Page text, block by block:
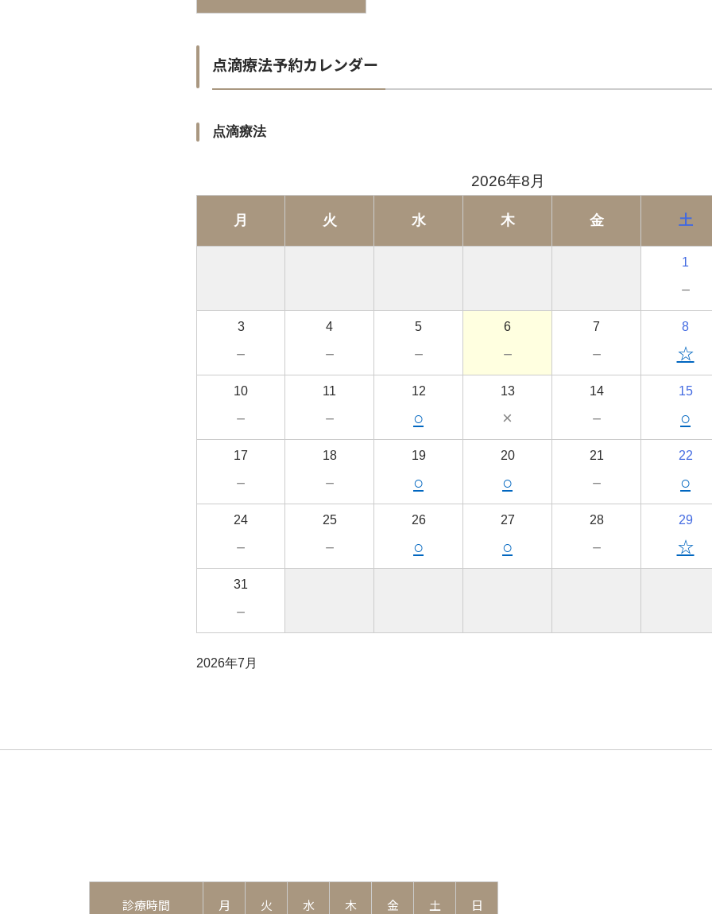
点滴療法予約カレンダー
点滴療法
2026年8月
月 火 水 木 金 土
1
－
3
－
4
－
5
－
6
－
7
－
8
☆
10
－
11
－
12
○
13
×
14
－
15
○
17
－
18
－
19
○
20
○
21
－
22
○
24
－
25
－
26
○
27
○
28
－
29
☆
31
－
2026年7月
診療時間 月 火 水 木 金 土 日